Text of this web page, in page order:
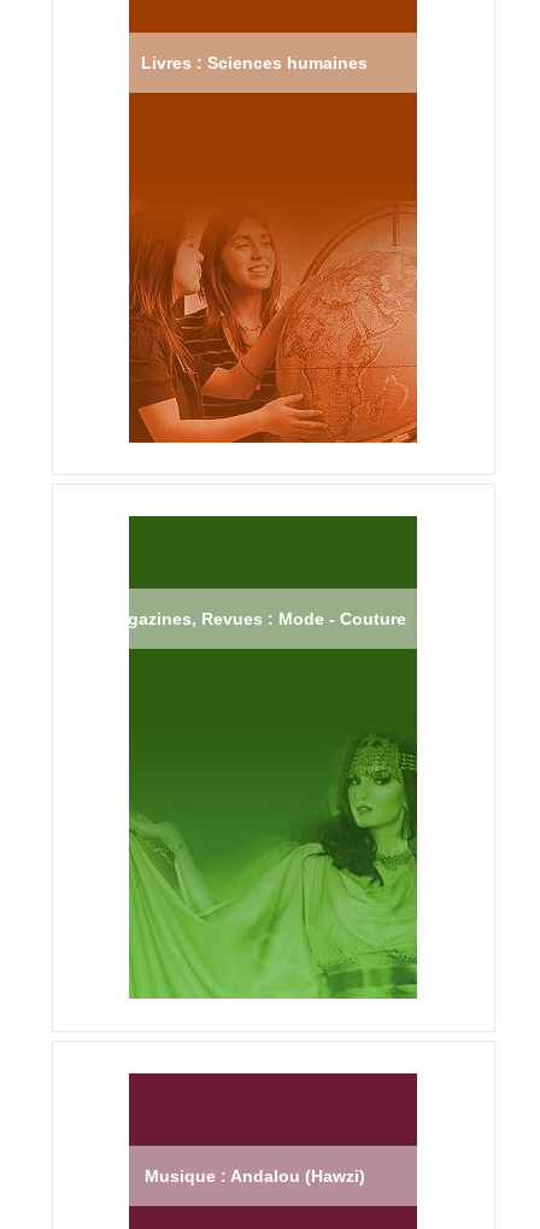
Livres : Sciences humaines
Magazines, Revues : Mode - Couture
Musique : Andalou (Hawzi)